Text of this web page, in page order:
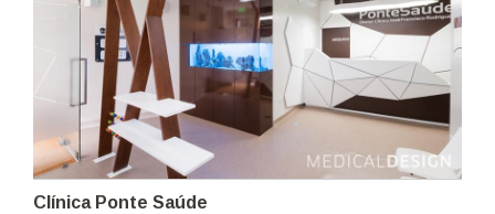
Clínica Ponte Saúde